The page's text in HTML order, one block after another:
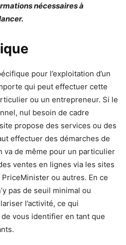
nécessaires à
pour l’exploitation d’un
qui peut effectuer cette
ou un entrepreneur. Si le
nul besoin de cadre
propose des services ou des
effectuer des démarches de
va de même pour un particulier
ventes en lignes via les sites
PriceMinister ou autres. En ce
pas de seuil minimal ou
l’activité, ce qui
vous identifier en tant que